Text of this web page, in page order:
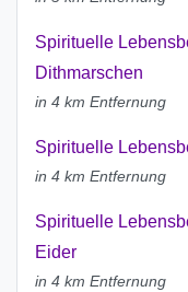
Spirituelle
Dithmarschen
in 4 km Entfernung
Spirituelle
in 4 km Entfernung
Spirituelle
Eider
in 4 km Entfernung